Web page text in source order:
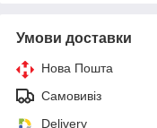
Умови доставки
Нова Пошта
Самовивіз
Delivery